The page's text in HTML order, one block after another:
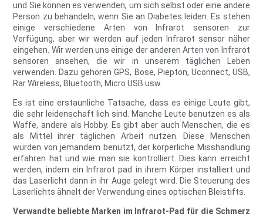
und Sie können es verwenden, um sich selbst oder eine andere
Person zu behandeln, wenn Sie an Diabetes leiden. Es stehen
einige verschiedene Arten von Infrarot sensoren zur
Verfügung, aber wir werden auf jeden Infrarot sensor näher
eingehen. Wir werden uns einige der anderen Arten von Infrarot
sensoren ansehen, die wir in unserem täglichen Leben
verwenden. Dazu gehören GPS, Bose, Piepton, Uconnect, USB,
Rar Wireless, Bluetooth, Micro USB usw.
Es ist eine erstaunliche Tatsache, dass es einige Leute gibt,
die sehr leidenschaft lich sind. Manche Leute benutzen es als
Waffe, andere als Hobby. Es gibt aber auch Menschen, die es
als Mittel ihrer täglichen Arbeit nutzen. Diese Menschen
wurden von jemandem benutzt, der körperliche Misshandlung
erfahren hat und wie man sie kontrolliert. Dies kann erreicht
werden, indem ein Infrarot pad in ihrem Körper installiert und
das Laserlicht dann in ihr Auge gelegt wird. Die Steuerung des
Laserlichts ähnelt der Verwendung eines optischen Bleistifts.
Verwandte beliebte Marken im Infrarot-Pad für die Schmerz